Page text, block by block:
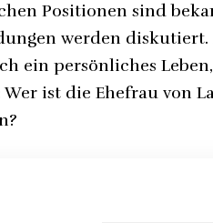
Positionen sind
werden
ein persönliches
ist die Ehefrau von